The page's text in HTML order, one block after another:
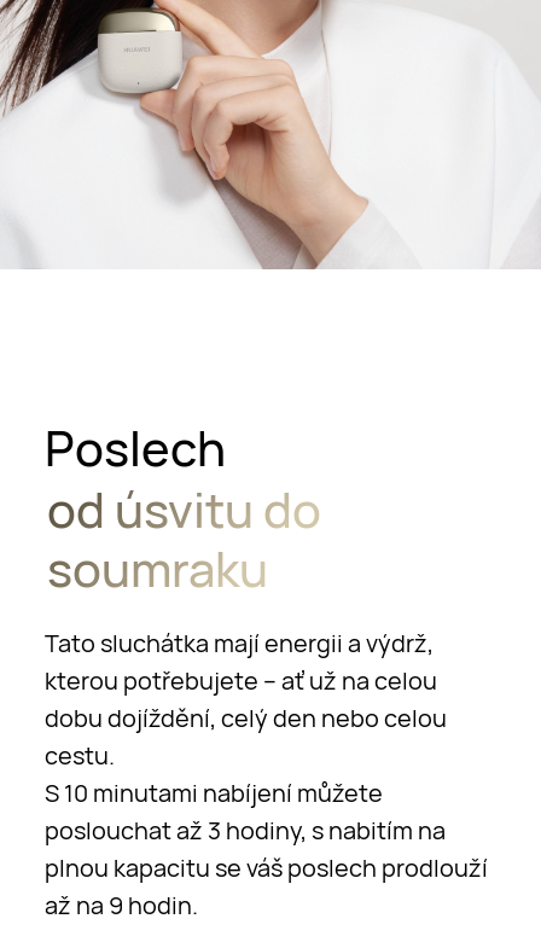
Poslech
od úsvitu do
soumraku
Tato sluchátka mají energii a výdrž,
kterou potřebujete – ať už na celou
dobu dojíždění, celý den nebo celou
cestu.
S 10 minutami nabíjení můžete
poslouchat až 3 hodiny, s nabitím na
plnou kapacitu se váš poslech prodlouží
až na 9 hodin.